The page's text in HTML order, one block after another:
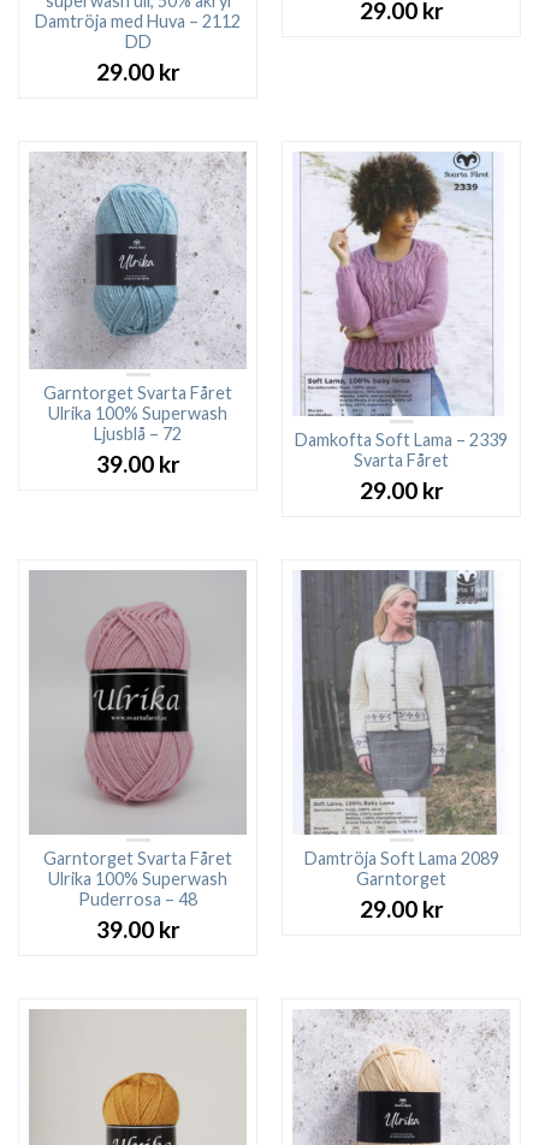
Damtröja med Huva – 2112
DD
29.00 kr
29.00 kr
Garntorget Svarta Fåret
Ulrika 100% Superwash
Ljusblå – 72
39.00 kr
Damkofta Soft Lama – 2339
Svarta Fåret
29.00 kr
Garntorget Svarta Fåret
Ulrika 100% Superwash
Puderrosa – 48
39.00 kr
Damtröja Soft Lama 2089
Garntorget
29.00 kr